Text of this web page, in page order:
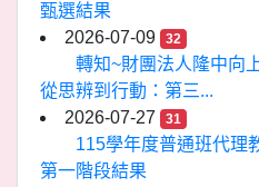
甄選結果
2026-07-09
32
轉知~財團法人隆中向
從思辨到行動：第三...
2026-07-27
31
115學年度普通班代理
第一階段結果